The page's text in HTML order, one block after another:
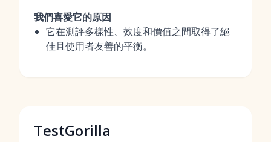
我們喜愛它的原因
它在測評多樣性、效度和價值之間取得了絕
佳且使用者友善的平衡。
TestGorilla